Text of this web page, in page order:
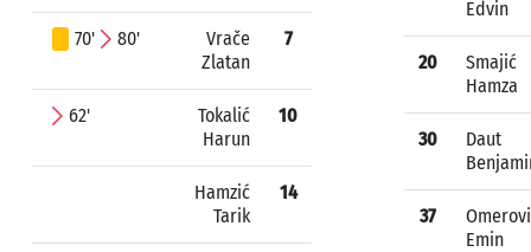
70' 80'
Vrače
Zlatan
7
62'
Tokalić
Harun
10
Hamzić
Tarik
14
Edvin
20
Smajić
Hamza
30
Daut
37
Emin